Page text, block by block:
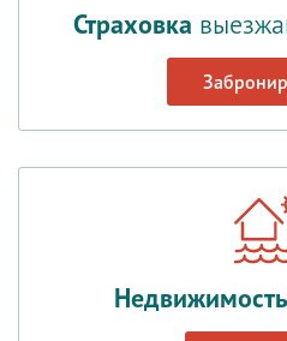
Страховка
Недвижимость